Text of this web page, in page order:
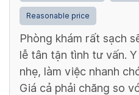
Reasonable price
Phòng khám rất sạch
lễ tân tận tình tư vấn.
nhẹ, làm việc nhanh
Giá cả phải chăng so